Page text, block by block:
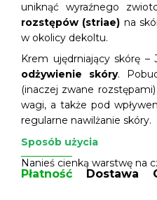
uniknąć wyraźnego
rozstępów (striae) na
w okolicy dekoltu.
Krem ujędrniający skórę
odżywienie skóry.
(inaczej zwane
wagi, a także pod
regularne nawilżanie skóry.
Sposób użycia
Nanieś cienką warstwę na
Płatność Dostawa